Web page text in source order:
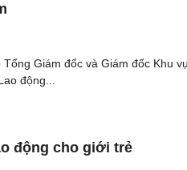
Giám đốc và Giám đốc Khu
động...
động cho giới trẻ